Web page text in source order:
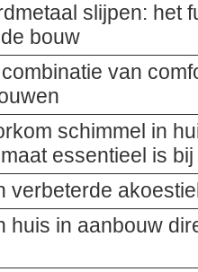
slijpen: het
bouw
van
schimmel in
essentieel is
verbeterde
huis in aanbouw